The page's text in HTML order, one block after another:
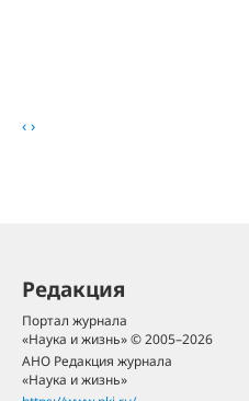
‹ ›
Редакция
Портал журнала
«Наука и жизнь» © 2005–2026
АНО Редакция журнала
«Наука и жизнь»